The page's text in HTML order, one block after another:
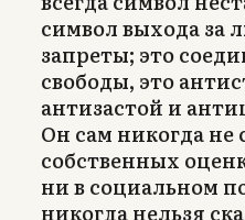
символ выхода за
запреты; это
свободы, это
антизастой и
Он сам никогда
собственных
ни в социальном
никогда нельзя